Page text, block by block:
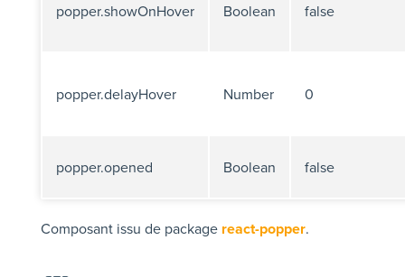
popper.showOnHover Boolean false
popper.delayHover Number 0
popper.opened Boolean false
Composant issu de package react-popper.